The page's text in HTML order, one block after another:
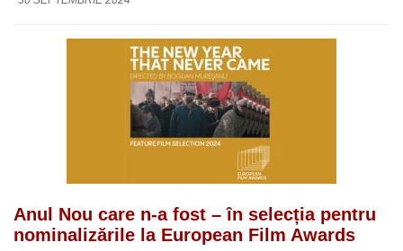
Anul Nou care n-a fost – în selecția pentru
nominalizările la European Film Awards